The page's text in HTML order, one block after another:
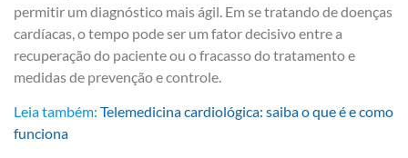
permitir um diagnóstico mais ágil. Em se tratando de doenças
cardíacas, o tempo pode ser um fator decisivo entre a
recuperação do paciente ou o fracasso do tratamento e
medidas de prevenção e controle.
Leia também: Telemedicina cardiológica: saiba o que é e como
funciona